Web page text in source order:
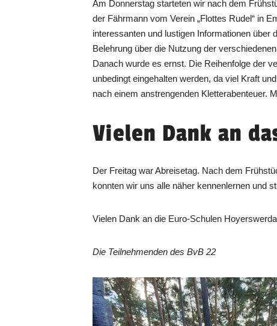
Am Donnerstag starteten wir nach dem
der Fährmann vom Verein „Flottes Rudel“ in
interessanten und lustigen Informationen
Belehrung über die Nutzung der
Danach wurde es ernst. Die Reihenfolge der
unbedingt eingehalten werden, da viel Kraft
nach einem anstrengenden Kletterabenteuer.
Vielen Dank an
Der Freitag war Abreisetag. Nach dem
konnten wir uns alle näher kennenlernen und
Vielen Dank an die Euro-Schulen
Die Teilnehmenden des BvB 22